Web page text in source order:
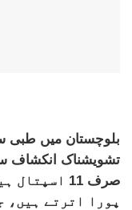
بلوچستان میں طبی
تشویشناک انکشاف
صرف 11
پورا اترتے ہیں،